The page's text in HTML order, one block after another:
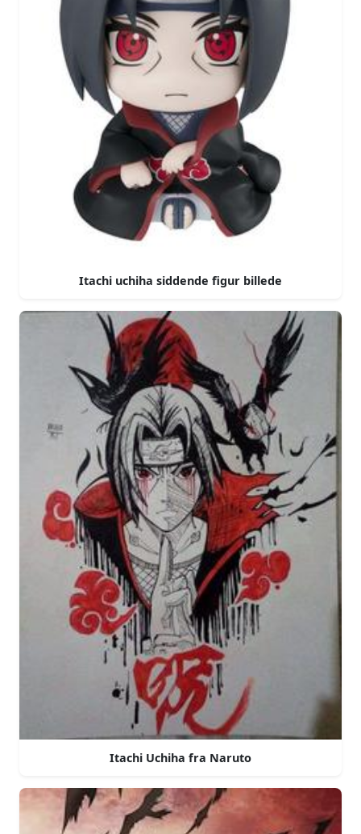
Itachi uchiha siddende figur billede
Itachi Uchiha fra Naruto